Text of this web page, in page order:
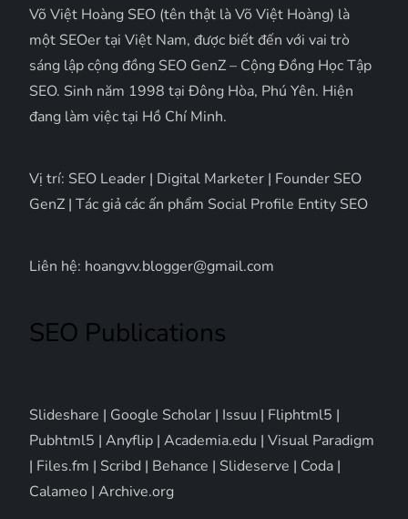
Võ Việt Hoàng SEO (tên thật là Võ Việt Hoàng) là
một SEOer tại Việt Nam, được biết đến với vai trò
sáng lập cộng đồng SEO GenZ – Cộng Đồng Học Tập
SEO. Sinh năm 1998 tại Đông Hòa, Phú Yên. Hiện
đang làm việc tại Hồ Chí Minh.
Vị trí: SEO Leader | Digital Marketer | Founder SEO
GenZ | Tác giả các ấn phẩm Social Profile Entity SEO
Liên hệ: hoangvv.blogger@gmail.com
SEO Publications
Slideshare | Google Scholar | Issuu | Fliphtml5 |
Pubhtml5 |Anyflip |Academia.edu |Visual Paradigm
| Files.fm | Scribd | Behance | Slideserve | Coda |
Calameo |Archive.org